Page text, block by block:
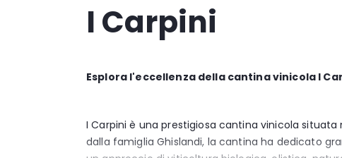
I Carpini
Esplora l'eccellenza della cantina vinicola I
I Carpini è una prestigiosa cantina vinicola situata
dalla famiglia Ghislandi, la cantina ha dedicato